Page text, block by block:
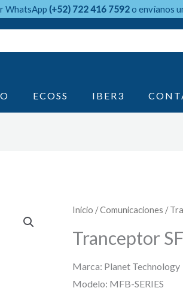
WhatsApp (+52) 722 416 7592o envíanos
ECOSS IBER3
Inicio /Comunicaciones /
Tranceptor
Marca: Planet Technology
Modelo: MFB-SERIES